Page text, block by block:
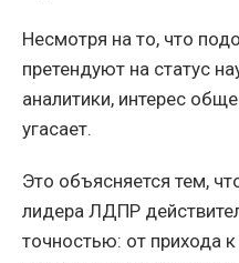
Несмотря на то, что
претендуют на статус
аналитики, интерес
угасает.
Это объясняется тем,
лидера ЛДПР
точностью: от прихода